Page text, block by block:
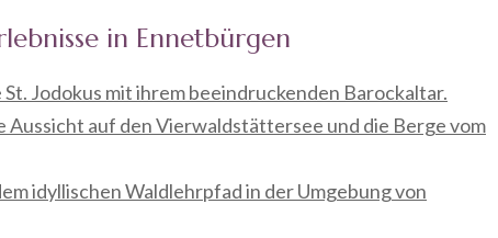
in Ennetbürgen
Jodokus mit ihrem beeindruckenden Barockaltar.
Aussicht auf den Vierwaldstättersee und die Berge vom
idyllischen Waldlehrpfad in der Umgebung von